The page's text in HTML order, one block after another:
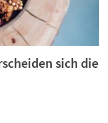
sich die